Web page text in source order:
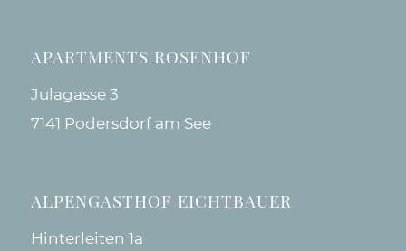
APARTMENTS ROSENHOF
Julagasse 3
7141 Podersdorf am See
ALPENGASTHOF EICHTBAUER
Hinterleiten 1a